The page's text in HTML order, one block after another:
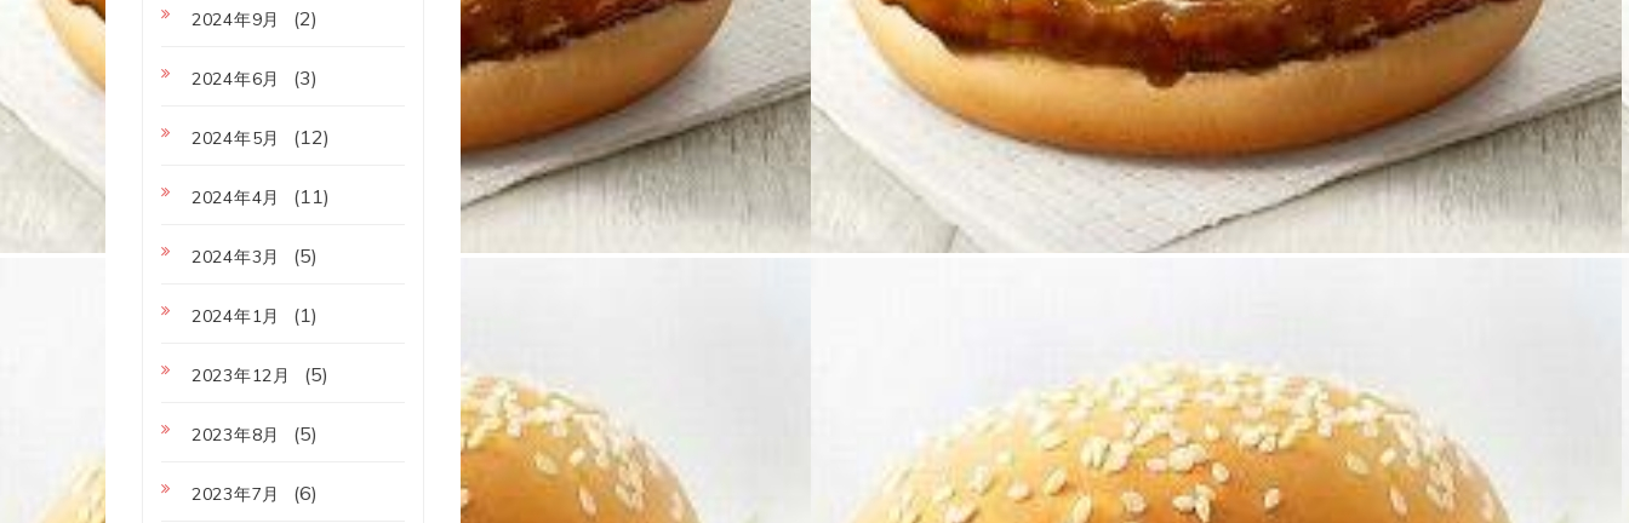
2024年9月 (2)
2024年6月 (3)
2024年5月 (12)
2024年4月 (11)
2024年3月 (5)
2024年1月 (1)
2023年12月 (5)
2023年8月 (5)
2023年7月 (6)